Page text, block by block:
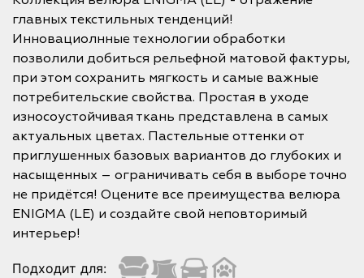
главных текстильных тенденций!
Инновациолнные технологии обработки
позволили добиться рельефной матовой фактуры,
при этом сохранить мягкость и самые важные
потребительские свойства. Простая в уходе
износоустойчивая ткань представлена в самых
актуальных цветах. Пастельные оттенки от
приглушенных базовых вариантов до глубоких и
насыщенных – ограничивать себя в выборе точно
не придётся! Оцените все преимущества велюра
ENIGMA (LE) и создайте свой неповторимый
интерьер!
Подходит для: